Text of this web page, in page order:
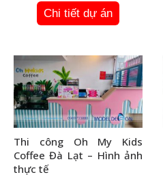
Chi tiết dự án
Thi công Oh My Kids
Coffee Đà Lạt – Hình ảnh
thực tế